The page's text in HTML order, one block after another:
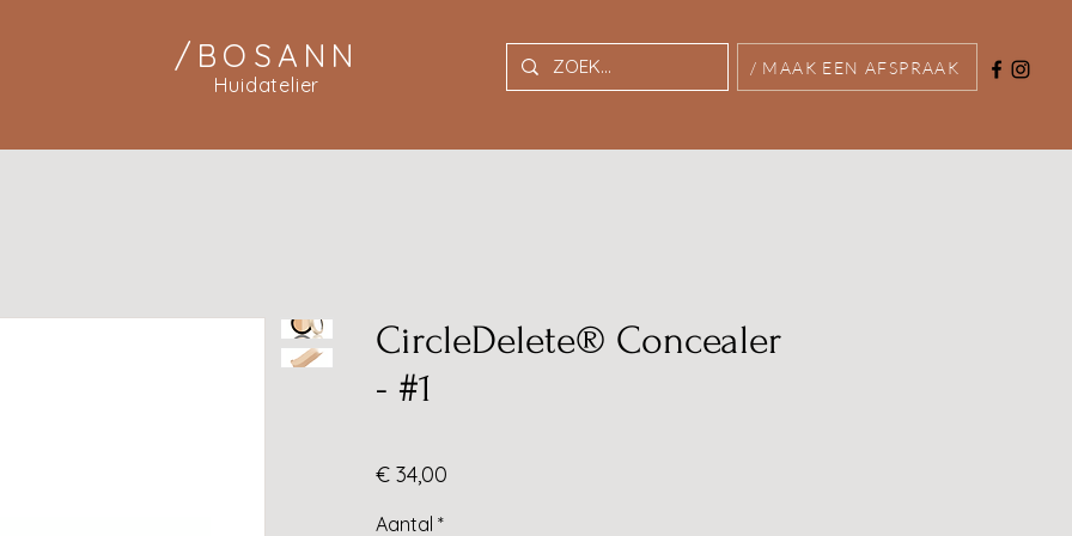
/BOSANN
Huidatelier
/ MAAK EEN AFSPRAAK
CircleDelete® Concealer
- #1
€ 34,00
Aantal *